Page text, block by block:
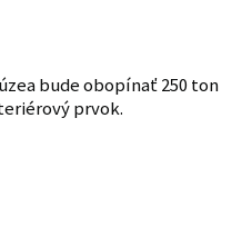
bude obopínať 250 ton
prvok.